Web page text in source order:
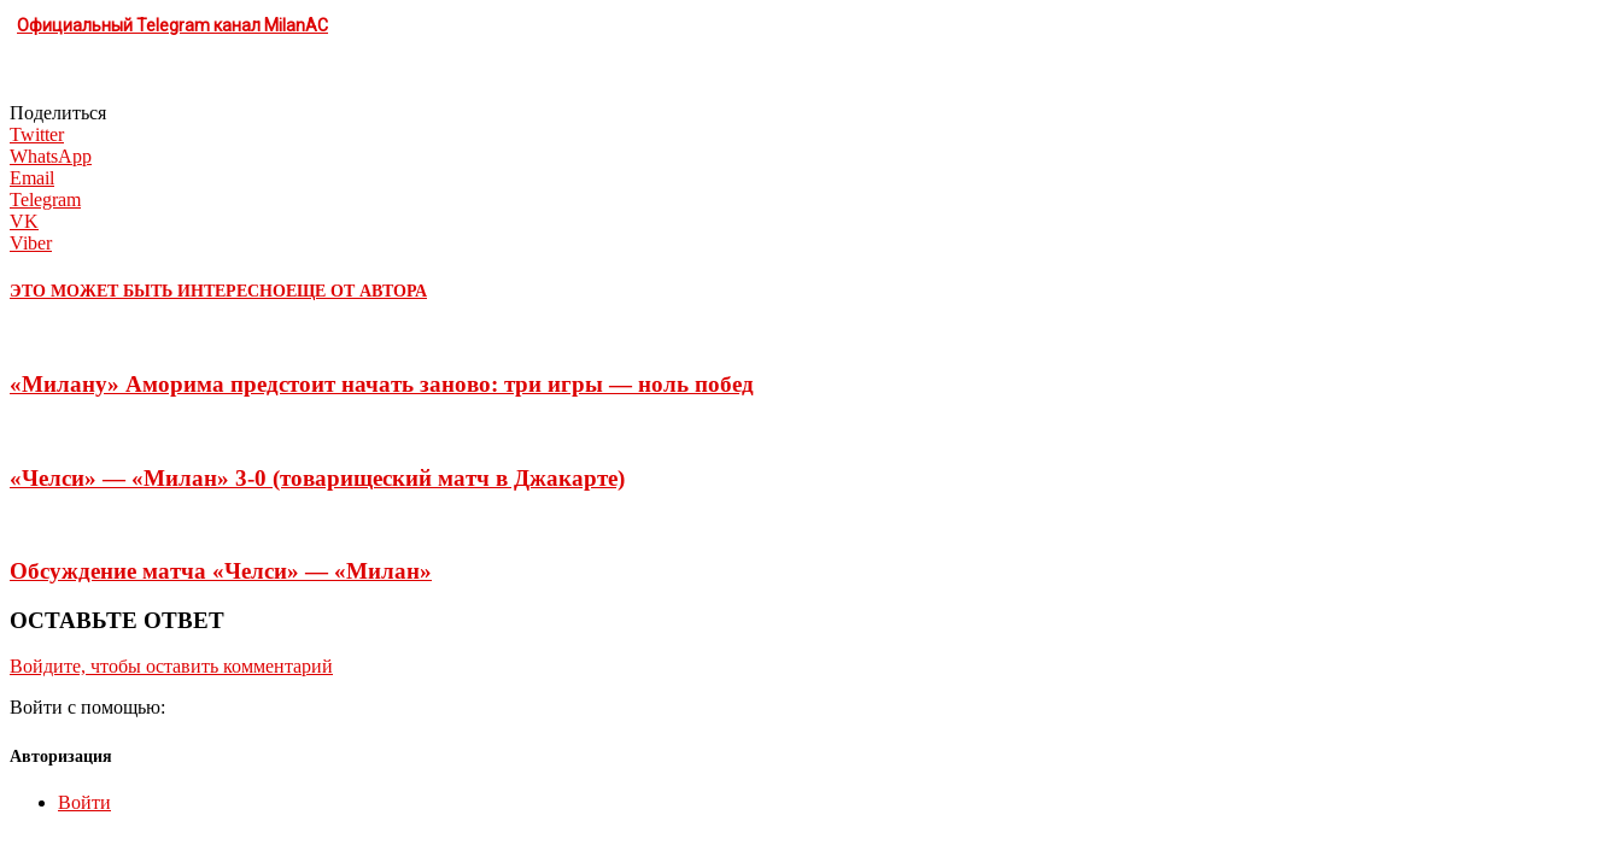
Официальный Telegram канал MilanAC
Поделиться
Twitter
WhatsApp
Email
Telegram
VK
Viber
ЭТО МОЖЕТ БЫТЬ ИНТЕРЕСНОЕЩЕ ОТ АВТОРА
«Милану» Аморима предстоит начать заново: три игры — ноль побед
«Челси» — «Милан» 3-0 (товарищеский матч в Джакарте)
Обсуждение матча «Челси» — «Милан»
ОСТАВЬТЕ ОТВЕТ
Войдите, чтобы оставить комментарий
Войти с помощью:
Авторизация
Войти